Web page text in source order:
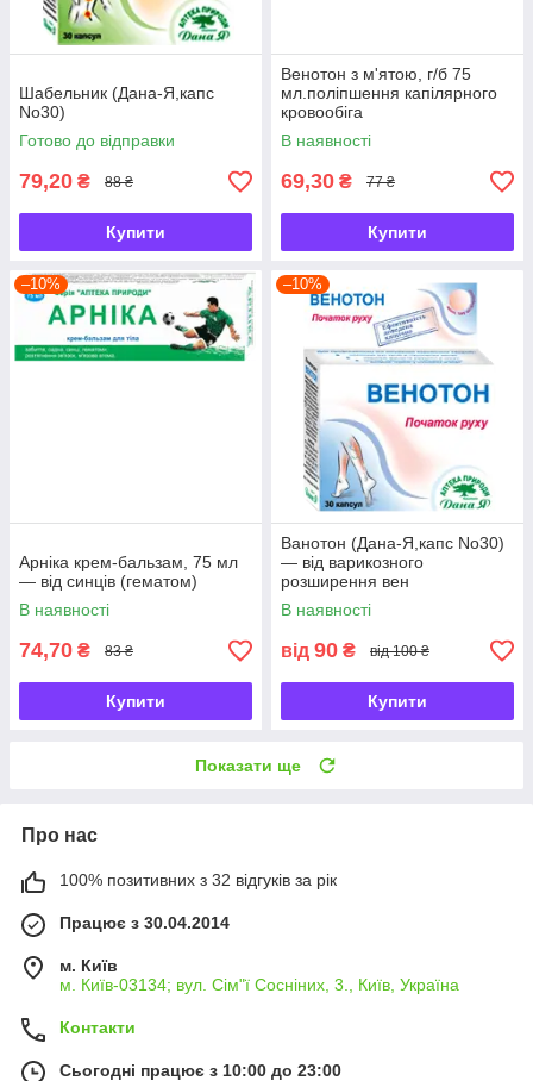
Шабельник (Дана-Я,капс
No30)
Готово до відправки
79,20 ₴ 88 ₴
Купити
Венотон з м'ятою, г/б 75
мл.поліпшення капілярного
кровообіга
В наявності
69,30 ₴ 77 ₴
Купити
–10%
Арніка крем-бальзам, 75 мл
— від синців (гематом)
В наявності
74,70 ₴ 83 ₴
Купити
–10%
Ванотон (Дана-Я,капс No30)
— від варикозного
розширення вен
В наявності
від 90 ₴ від 100 ₴
Купити
Показати ще
Про нас
100% позитивних з 32 відгуків за рік
Працює з 30.04.2014
м. Київ
м. Київ-03134; вул. Сім"ї Сосніних, 3., Київ, Україна
Контакти
Сьогодні працює з 10:00 до 23:00